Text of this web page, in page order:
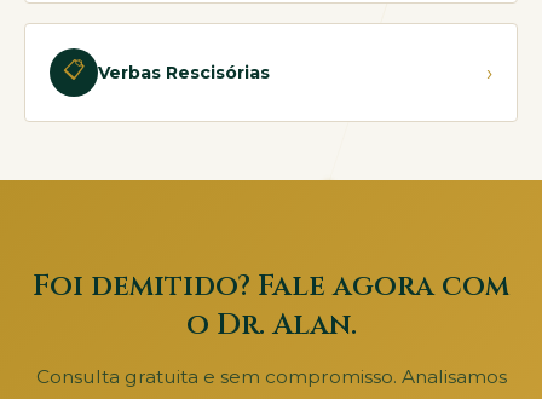
📋 Verbas Rescisórias ›
Foi demitido? Fale agora com
o Dr. Alan.
Consulta gratuita e sem compromisso. Analisamos